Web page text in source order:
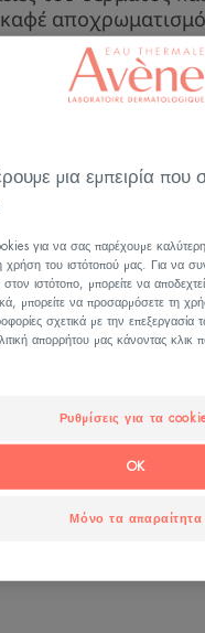
χωρίς συντηρητικά.
τις UV, κάλυψη
για
- Ευαίσθητο
μια εμπειρία που
για να σας παρέχουμε
χρήση του ιστότοπού μας. Για να
ιστότοπο, μπορείτε να
μπορείτε να προσαρμόσετε τη
σχετικά με την
απορρήτου μας κάνοντας κλικ
Ρυθμίσεις για τα
Μόνο τα απαραίτητα
OK